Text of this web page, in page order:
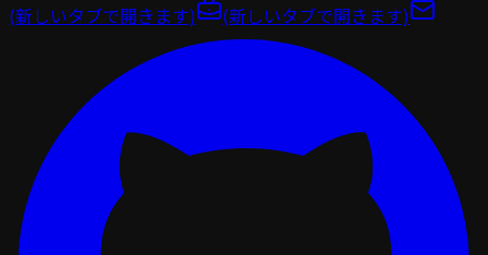
(新しいタブで開きます) (新しいタブで開きます)